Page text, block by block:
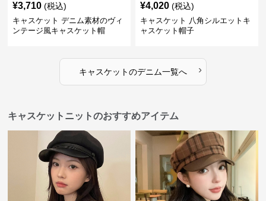
¥3,710 (税込)
キャスケット デニム素材のヴィ
ンテージ風キャスケット帽
¥4,020 (税込)
キャスケット 八角シルエットキ
ャスケット帽子
キャスケットのデニム一覧へ ›
キャスケットニットのおすすめアイテム